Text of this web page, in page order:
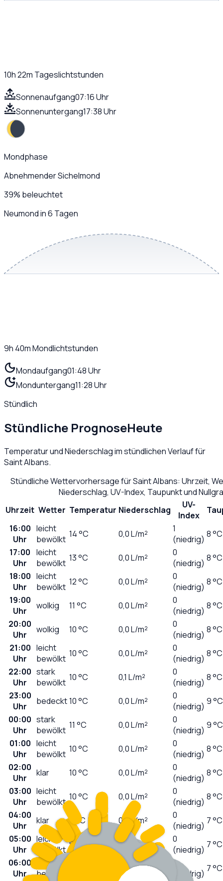
10h 22m Tageslichtstunden
Sonnenaufgang07:16 Uhr
Sonnenuntergang17:38 Uhr
Mondphase
Abnehmender Sichelmond
39% beleuchtet
Neumond in 6 Tagen
9h 40mMondlichtstunden
Mondaufgang01:48 Uhr
Monduntergang11:28 Uhr
Stündlich
Stündliche PrognoseHeute
Temperatur und Niederschlag im stündlichen Verlauf für
Saint Albans.
Stündliche Wettervorhersage fürSaint Albans: Uhrzeit,
Niederschlag, UV-Index, Taupunkt und
Uhrzeit Wetter Temperatur Niederschlag
UV-
Index
16:00
Uhr
leicht
bewölkt 14°C 0,0L/m²
1
(niedrig) 8 °C
17:00
Uhr
leicht
bewölkt 13°C 0,0L/m²
0
(niedrig) 8 °C
18:00
Uhr
leicht
bewölkt 12°C 0,0L/m²
0
(niedrig) 8 °C
19:00
Uhr
wolkig 11 °C 0,0L/m²
0
(niedrig) 8 °C
20:00
Uhr
wolkig 10°C 0,0L/m²
0
(niedrig) 8 °C
21:00
Uhr
leicht
bewölkt 10°C 0,0L/m²
0
(niedrig) 8 °C
22:00
Uhr
stark
bewölkt 10°C 0,1 L/m²
0
(niedrig) 8 °C
23:00
Uhr
bedeckt10°C 0,0L/m²
0
(niedrig) 9 °C
00:00
Uhr
stark
bewölkt 11 °C 0,0L/m²
0
(niedrig) 9 °C
01:00
Uhr
leicht
bewölkt 10°C 0,0L/m²
0
(niedrig) 8 °C
02:00
Uhr
klar 10°C 0,0L/m²
0
(niedrig) 8 °C
03:00
Uhr
leicht
bewölkt 10°C 0,0L/m²
0
(niedrig) 8 °C
04:00
Uhr
klar °C 0,0L/m²
0
(niedrig) 7 °C
05:00
Uhr
leicht
bewölkt 9°C 0,0 L/m²
0
(niedrig) 7 °C
06:00
Uhr
leicht
bewölkt
0,0L/m²
0
(niedrig) 7 °C